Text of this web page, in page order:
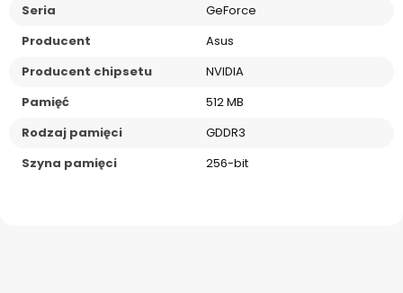
Seria
GeForce
Producent
Asus
Producent chipsetu
NVIDIA
Pamięć
512 MB
Rodzaj pamięci
GDDR3
Szyna pamięci
256-bit